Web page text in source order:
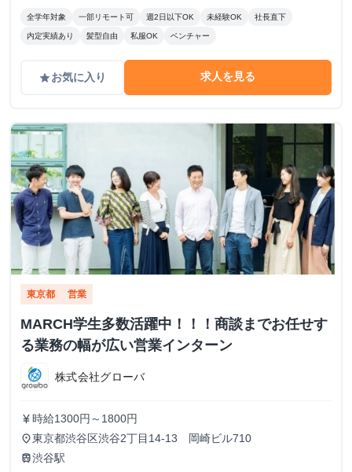
全学年対象 一部リモート可 週2日以下OK 未経験OK 社長直下
内定実績あり 髪型自由 私服OK ベンチャー
gradeお気に入り 求人を見る
東京都 営業
MARCH学生多数活躍中！！！商談までお任せす
る業務の幅が広い営業インターン
株式会社グローバ
currency_yen 時給1300円～1800円
place東京都渋谷区渋谷2丁目14-13 岡崎ビル710
train渋谷駅